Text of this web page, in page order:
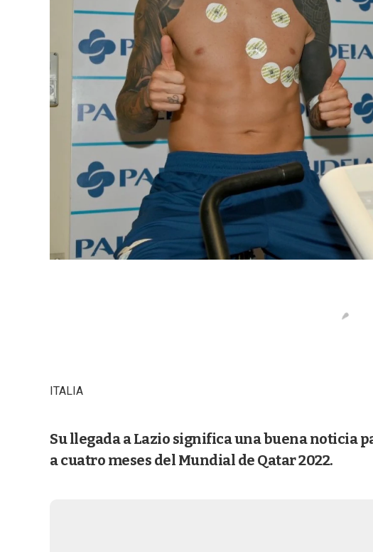
ITALIA
Su llegada a Lazio significa una buena noticia
a cuatro meses del Mundial de Qatar 2022.